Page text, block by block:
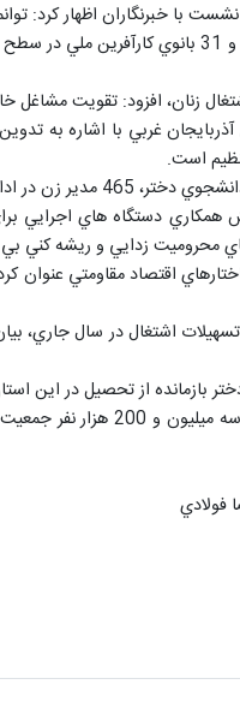
نشست با خبرنگاران اظهار كرد:
وي با اشاره به اينكه 2 هزار زن
زنان، افزود: تقويت مشاغل
آذربايجان غربي با اشاره به
است.
محروميت زدايي و ريشه كني
اقتصاد مقاومتي عنوان
به گزارش ايرنا
فولادي